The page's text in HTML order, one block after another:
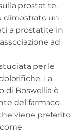
prostatite.
dimostrato un
a prostatite in
ad
per le
La
di Boswellia è
del farmaco
viene preferito